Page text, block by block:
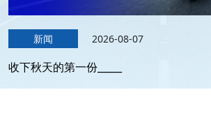
新闻 2026-08-07
收下秋天的第一份_____